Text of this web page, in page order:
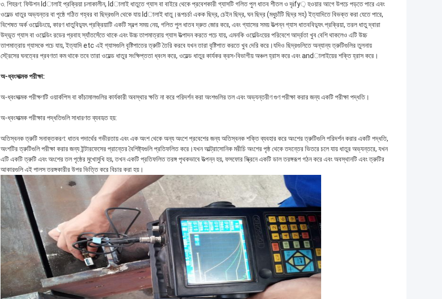
৩. শিহরণ: ফিউশন ldালাই প্রক্রিয়া চলাকালীন, ldালাই ধাতুতে গ্যাস বা বাইরে থেকে প্রবেশকারী গ্যাসটি গলিত পুল ধাতব শীতল ও দৃify় হওয়ার আগে উপচে পড়তে পারে এবং
ওয়েল্ড ধাতুর অভ্যন্তর বা পৃষ্ঠে গঠিত গহ্বর বা ছিদ্রগুলি থেকে যায় ldালাই ধাতু।রূপচর্চা একক ছিদ্র, চেইন ছিদ্র, ঘন ছিদ্র (মধুচাঁটি ছিদ্র সহ) ইত্যাদিতে বিভক্ত করা যেতে পারে,
বিশেষত অর্ক ওয়েল্ডিংয়ে, কারণ ধাতুবিদ্যুৎ প্রক্রিয়াটি একটি স্বল্প সময় নেয়, গলিত পুল ধাতব দ্রুত জোর করে, এবং গ্যাসের সময় উত্পন্ন গ্যাস ধাতববিদ্যুৎ প্রক্রিয়া, তরল ধাতু দ্বারা
উদ্ভূত গ্যাস বা ওয়েল্ডিং রডের প্রবাহ স্যাঁতসেঁতে থাকে এবং উচ্চ তাপমাত্রায় গ্যাস উত্পাদন করতে পচে যায়, এমনকি ওয়েল্ডিংয়ের পরিবেশে আর্দ্রতা খুব বেশি থাকলেও এটি উচ্চ
তাপমাত্রায় গ্যাসকে পচে যায়, ইত্যাদি etc এই গ্যাসগুলি বৃষ্টিপাতের ত্রুটি তৈরি করবে যখন তারা বৃষ্টিপাত করতে খুব দেরি করে।যদিও ছিদ্রগুলিতে অন্যান্য ত্রুটিগুলির তুলনায়
স্ট্রেসের ঘনত্বের প্রবণতা কম থাকে তবে তারা ওয়েল্ড ধাতুর সংক্ষিপ্ততা ধ্বংস করে, ওয়েল্ড ধাতুর কার্যকর ক্রস-বিভাগীয় অঞ্চল হ্রাস করে এবং andালাইয়ের শক্তি হ্রাস করে।
অ-ধ্বংসাত্মক পরীক্ষা:
অ-ধ্বংসাত্মক পরীক্ষণটি ওয়ার্কপিস বা কাঁচামালগুলির কার্যকারী অবস্থার ক্ষতি না করে পরিদর্শন করা অংশগুলির তল এবং অভ্যন্তরীণ গুণ পরীক্ষা করার জন্য একটি পরীক্ষা পদ্ধতি।
অ-ধ্বংসাত্মক পরীক্ষার পদ্ধতিগুলি সাধারণত ব্যবহৃত হয়:
অতিস্বনক ত্রুটি সনাক্তকরণ: ধাতব পদার্থের গভীরতায় এবং এক অংশ থেকে অন্য অংশে প্রবেশের জন্য অতিস্বনক শক্তি ব্যবহার করে অংশের ত্রুটিগুলি পরিদর্শন করার একটি পদ্ধতি,
অংশটির ত্রুটিগুলি পরীক্ষা করার জন্য ইন্টারফেসের প্রান্তের বৈশিষ্ট্যগুলি প্রতিফলিত করে।যখন আল্ট্রাসোনিক মরীচি অংশের পৃষ্ঠ থেকে তদন্তের ভিতরে চলে যায় ধাতুর অভ্যন্তরে, যখন
এটি একটি ত্রুটি এবং অংশের তল পৃষ্ঠের মুখোমুখি হয়, তখন একটি প্রতিফলিত তরঙ্গ পৃথকভাবে উত্পন্ন হয়, ফসফোর স্ক্রিনে একটি ডাল তরঙ্গরূপ গঠন করে এবং অবস্থানটি এবং ত্রুটির
আকারগুলি এই পালস তরঙ্গকারীর উপর ভিত্তি করে বিচার করা হয়।